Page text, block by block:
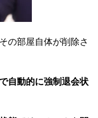
の部屋自体が削除さ
自動的に強制退会状